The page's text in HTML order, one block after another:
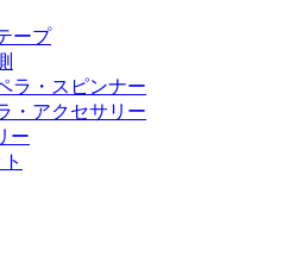
ープ
ラ・スピンナー
・アクセサリー
ー